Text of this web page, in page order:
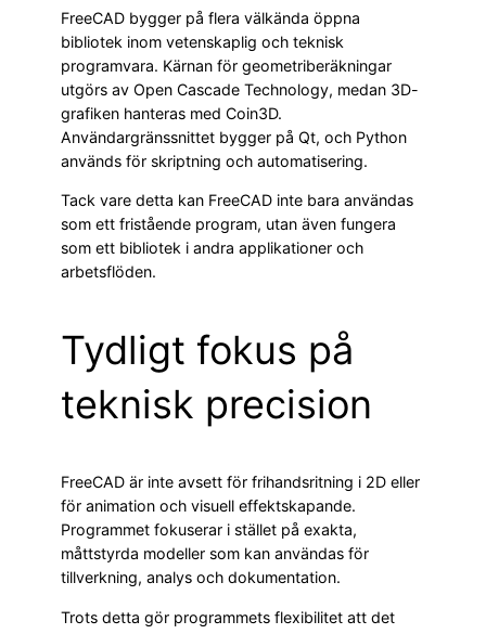
FreeCAD bygger på flera välkända öppna
bibliotek inom vetenskaplig och teknisk
programvara. Kärnan för geometriberäkningar
utgörs av Open Cascade Technology, medan 3D-
grafiken hanteras med Coin3D.
Användargränssnittet bygger på Qt, och Python
används för skriptning och automatisering.
Tack vare detta kan FreeCAD inte bara användas
som ett fristående program, utan även fungera
som ett bibliotek i andra applikationer och
arbetsflöden.
Tydligt fokus på
teknisk precision
FreeCAD är inte avsett för frihandsritning i 2D eller
för animation och visuell effektskapande.
Programmet fokuserar i stället på exakta,
måttstyrda modeller som kan användas för
tillverkning, analys och dokumentation.
Trots detta gör programmets flexibilitet att det